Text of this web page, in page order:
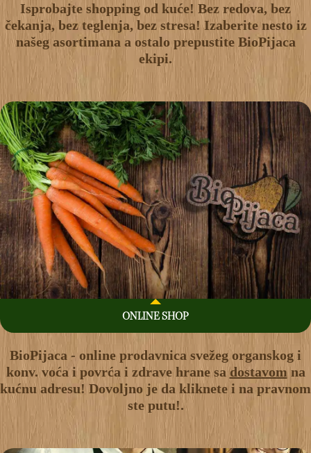
Isprobajte shopping od kuće! Bez redova, bez
čekanja, bez teglenja, bez stresa! Izaberite nesto iz
našeg asortimana a ostalo prepustite BioPijaca
ekipi.
ONLINE SHOP
BioPijaca - online prodavnica svežeg organskog i
konv. voća i povrća i zdrave hrane sadostavom na
kućnu adresu! Dovoljno je da kliknete i na pravnom
ste putu!.